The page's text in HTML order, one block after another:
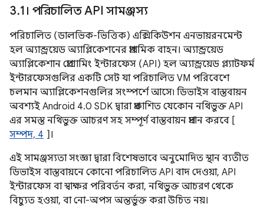
3.1। পরিচালিত API সামঞ্জস্য
পরিচালিত (ডালভিক-ভিত্তিক) এক্সিকিউশন এনভায়রনমেন্ট
হল অ্যান্ড্রয়েড অ্যাপ্লিকেশনের প্রাথমিক বাহন। অ্যান্ড্রয়েড
অ্যাপ্লিকেশান প্রোগ্রামিং ইন্টারফেস (API) হল অ্যান্ড্রয়েড প্ল্যাটফর্ম
ইন্টারফেসগুলির একটি সেট যা পরিচালিত VM পরিবেশে
চলমান অ্যাপ্লিকেশনগুলির সংস্পর্শে আসে৷ ডিভাইস বাস্তবায়ন
অবশ্যই Android 4.0 SDK দ্বারা প্রকাশিত যেকোন নথিভুক্ত API
এর সমস্ত নথিভুক্ত আচরণ সহ সম্পূর্ণ বাস্তবায়ন প্রদান করবে [
সম্পদ, 4 ]।
এই সামঞ্জস্যতা সংজ্ঞা দ্বারা বিশেষভাবে অনুমোদিত স্থান ব্যতীত
ডিভাইস বাস্তবায়নে কোনো পরিচালিত API বাদ দেওয়া, API
ইন্টারফেস বা স্বাক্ষর পরিবর্তন করা, নথিভুক্ত আচরণ থেকে
বিচ্যুত হওয়া, বা নো-অপস অন্তর্ভুক্ত করা উচিত নয়।